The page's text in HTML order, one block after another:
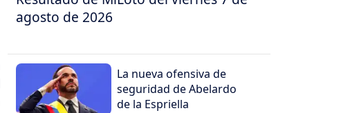
agosto de 2026
La nueva ofensiva de
seguridad de Abelardo
de la Espriella